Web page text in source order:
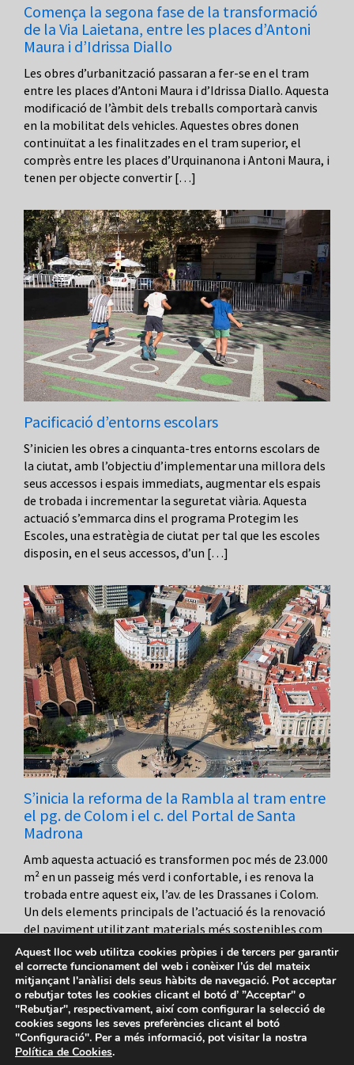
Comença la segona fase de la transformació
de la Via Laietana, entre les places d’Antoni
Maura i d’Idrissa Diallo
Les obres d’urbanització passaran a fer-se en el tram
entre les places d’Antoni Maura i d’Idrissa Diallo. Aquesta
modificació de l’àmbit dels treballs comportarà canvis
en la mobilitat dels vehicles. Aquestes obres donen
continuïtat a les finalitzades en el tram superior, el
comprès entre les places d’Urquinanona i Antoni Maura, i
tenen per objecte convertir […]
Pacificació d’entorns escolars
S’inicien les obres a cinquanta-tres entorns escolars de
la ciutat, amb l’objectiu d’implementar una millora dels
seus accessos i espais immediats, augmentar els espais
de trobada i incrementar la seguretat viària. Aquesta
actuació s’emmarca dins el programa Protegim les
Escoles, una estratègia de ciutat per tal que les escoles
disposin, en el seus accessos, d’un […]
S’inicia la reforma de la Rambla al tram entre
el pg. de Colom i el c. del Portal de Santa
Madrona
Amb aquesta actuació es transformen poc més de 23.000
m² en un passeig més verd i confortable, i es renova la
trobada entre aquest eix, l’av. de les Drassanes i Colom.
Un dels elements principals de l’actuació és la renovació
del paviment utilitzant materials més sostenibles com
la pedra natural, granit o pòrfir, que unifiquen […]
Avís legal-Política de privacitat
Aquest lloc web utilitza cookies pròpies i de tercers per garantir
el correcte funcionament del web i conèixer l’ús del mateix
mitjançant l'anàlisi dels seus hàbits de navegació. Pot acceptar
o rebutjar totes les cookies clicant el botó d’ ”Acceptar" o
"Rebutjar", respectivament, així com configurar la selecció de
cookies segons les seves preferències clicant el botó
"Configuració". Per a més informació, pot visitar la nostra
Política de Cookies.